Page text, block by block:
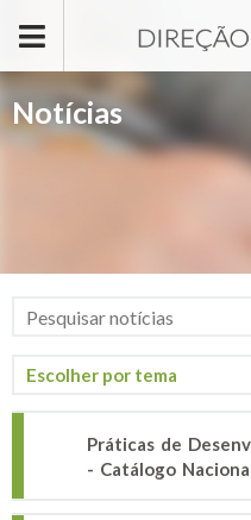
Notícias
Práticas de
- Catálogo